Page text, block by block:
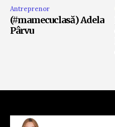
Antreprenor
(#mamecuclasă) Adela
Pârvu